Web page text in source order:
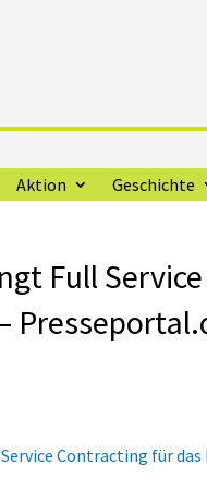
Aktion Geschichte
Full
Contracting für